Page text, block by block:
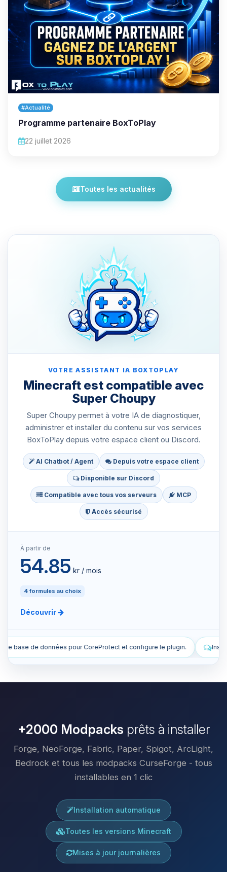
#Actualité
Programme partenaire BoxToPlay
22 juillet 2026
Toutes les actualités
VOTRE ASSISTANT IA BOXTOPLAY
Minecraft est compatible avec
Super Choupy
Super Choupy permet à votre IA de diagnostiquer,
administrer et installer du contenu sur vos services
BoxToPlay depuis votre espace client ou Discord.
AI Chatbot / Agent Depuis votre espace client
Disponible sur Discord
Compatible avec tous vos serveurs MCP
Accès sécurisé
À partir de
54.85 kr / mois
4 formules au choix
Découvrir
et configure le plugin. Installe des plugins pour améliorer mon
+2000 Modpacks prêts à installer
Forge, NeoForge, Fabric, Paper, Spigot, ArcLight,
Bedrock et tous les modpacks CurseForge - tous
installables en 1 clic
Installation automatique
Toutes les versions Minecraft
Mises à jour journalières